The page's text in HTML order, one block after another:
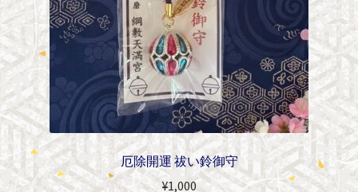
厄除開運 祓い鈴御守
¥1,000